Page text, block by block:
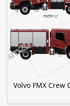
Volvo FMX Crew